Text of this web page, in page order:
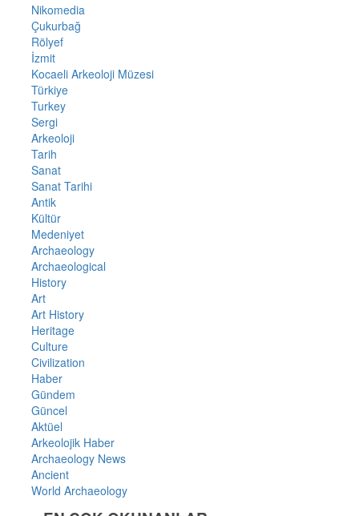
Nikomedia
Çukurbağ
Rölyef
İzmit
Kocaeli Arkeoloji Müzesi
Türkiye
Turkey
Sergi
Arkeoloji
Tarih
Sanat
Sanat Tarihi
Antik
Kültür
Medeniyet
Archaeology
Archaeological
History
Art
Art History
Heritage
Culture
Civilization
Haber
Gündem
Güncel
Aktüel
Arkeolojik Haber
Archaeology News
Ancient
World Archaeology